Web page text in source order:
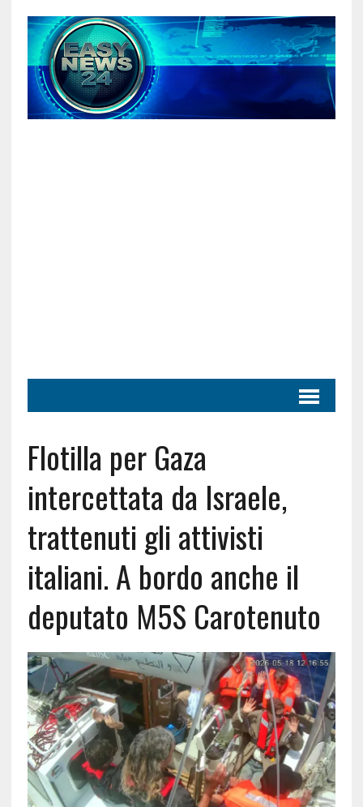
Flotilla per Gaza
intercettata da Israele,
trattenuti gli attivisti
italiani. A bordo anche il
deputato M5S Carotenuto